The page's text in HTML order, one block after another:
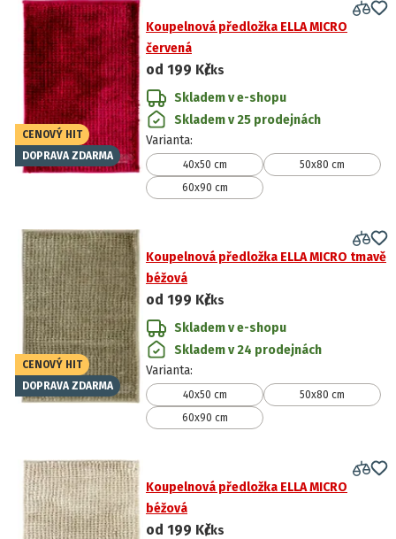
CENOVÝ HIT
DOPRAVA ZDARMA
Koupelnová předložka ELLA MICRO
červená
od 199 Kč/ks
Skladem v e-shopu
Skladem v 25 prodejnách
Varianta:
40x50 cm
50x80 cm
60x90 cm
CENOVÝ HIT
DOPRAVA ZDARMA
Koupelnová předložka ELLA MICRO tmavě
béžová
od 199 Kč/ks
Skladem v e-shopu
Skladem v 24 prodejnách
Varianta:
40x50 cm
50x80 cm
60x90 cm
Koupelnová předložka ELLA MICRO
béžová
od 199 Kč/ks